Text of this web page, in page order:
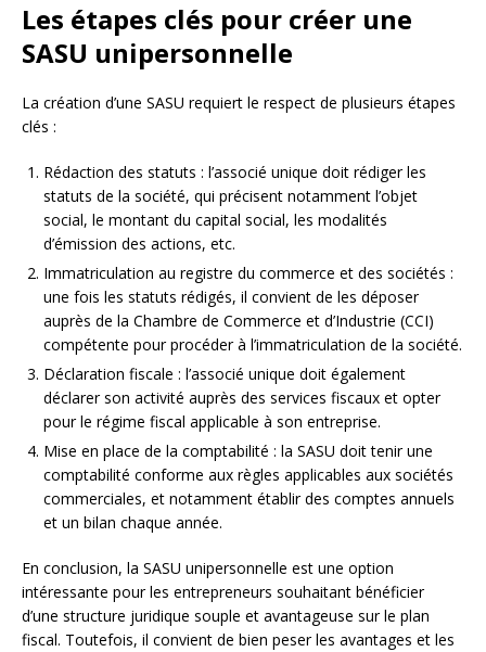
Les étapes clés pour créer une
SASU unipersonnelle
La création d’une SASU requiert le respect de plusieurs étapes
clés :
Rédaction des statuts : l’associé unique doit rédiger les
statuts de la société, qui précisent notamment l’objet
social, le montant du capital social, les modalités
d’émission des actions, etc.
Immatriculation au registre du commerce et des sociétés :
une fois les statuts rédigés, il convient de les déposer
auprès de la Chambre de Commerce et d’Industrie (CCI)
compétente pour procéder à l’immatriculation de la société.
Déclaration fiscale : l’associé unique doit également
déclarer son activité auprès des services fiscaux et opter
pour le régime fiscal applicable à son entreprise.
Mise en place de la comptabilité : la SASU doit tenir une
comptabilité conforme aux règles applicables aux sociétés
commerciales, et notamment établir des comptes annuels
et un bilan chaque année.
En conclusion, la SASU unipersonnelle est une option
intéressante pour les entrepreneurs souhaitant bénéficier
d’une structure juridique souple et avantageuse sur le plan
fiscal. Toutefois, il convient de bien peser les avantages et les